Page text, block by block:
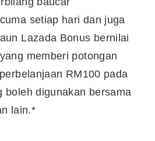
setiap hari dan juga
Lazada Bonus bernilai
memberi potongan
RM100 pada
boleh digunakan bersama
lain.*